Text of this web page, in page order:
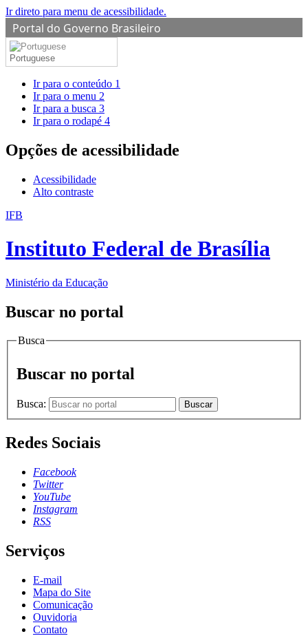
Ir direto para menu de acessibilidade.
Portal do Governo Brasileiro
Portuguese
Ir para o conteúdo 1
Ir para o menu 2
Ir para a busca 3
Ir para o rodapé 4
Opções de acessibilidade
Acessibilidade
Alto contraste
IFB
Instituto Federal de Brasília
Ministério da Educação
Buscar no portal
Busca
Buscar no portal
Busca: Buscar
Redes Sociais
Facebook
Twitter
YouTube
Instagram
RSS
Serviços
E-mail
Mapa do Site
Comunicação
Ouvidoria
Contato